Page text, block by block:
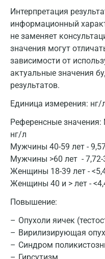
Интерпретация
информационный
не заменяет
значения могут
зависимости от
актуальные значения
результатов.
Единица измерения: нг/
Референсные значения:
нг/л
Мужчины 40-59 лет -
Мужчины >60 лет - 7,72-
Женщины 18-39 лет -
Женщины 40 и > лет -
Повышение:
Опухоли яичек
Вирилизирующая
Синдром
Москва